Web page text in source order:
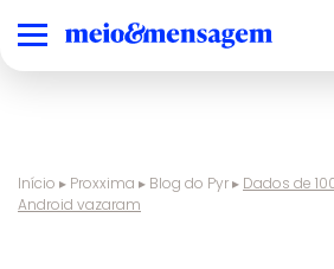
Início ▸ Proxxima ▸ Blog do Pyr▸ Dados de
Android vazaram